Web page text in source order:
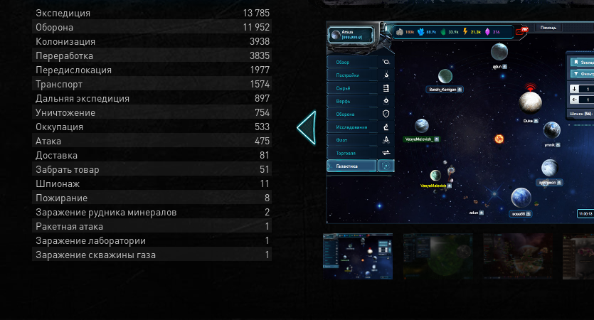
Экспедиция
13 785
Оборона
11 952
Колонизация
3938
Переработка
3835
Передислокация
1977
Транспорт
1574
Дальняя экспедиция
897
Уничтожение
754
Оккупация
533
Атака
475
Доставка
81
Забрать товар
51
Шпионаж
11
Пожирание
8
Заражение рудника минералов
2
Ракетная атака
1
Заражение лаборатории
1
Заражение скважины газа
1